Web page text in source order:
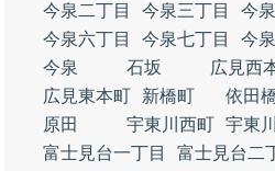
今泉二丁目
今泉三丁目 今
今泉六丁目
今泉七丁目 今
今泉
石坂 広見西
広見東本町
新橋町 依田
原田
宇東川西町 宇東
富士見台一丁目
富士見台二